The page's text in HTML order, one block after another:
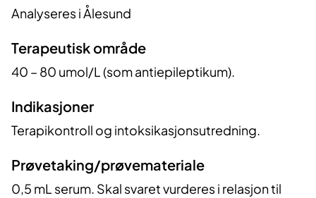
Analyseres i Ålesund
Terapeutisk område
40 – 80 umol/L (som antiepileptikum).
Indikasjoner
Terapikontroll og intoksikasjonsutredning.
Prøvetaking/prøvemateriale
0,5 mL serum. Skal svaret vurderes i relasjon til